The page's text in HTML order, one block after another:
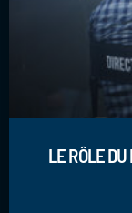
LE RÔLE